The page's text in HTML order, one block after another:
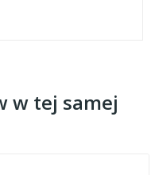
w tej samej